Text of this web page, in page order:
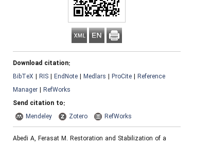
Download citation:
BibTeX | RIS | EndNote | Medlars | ProCite | Reference
Manager | RefWorks
Send citation to:
Mendeley
Zotero RefWorks
Abedi A, Ferasat M. Restoration and Stabilization of a